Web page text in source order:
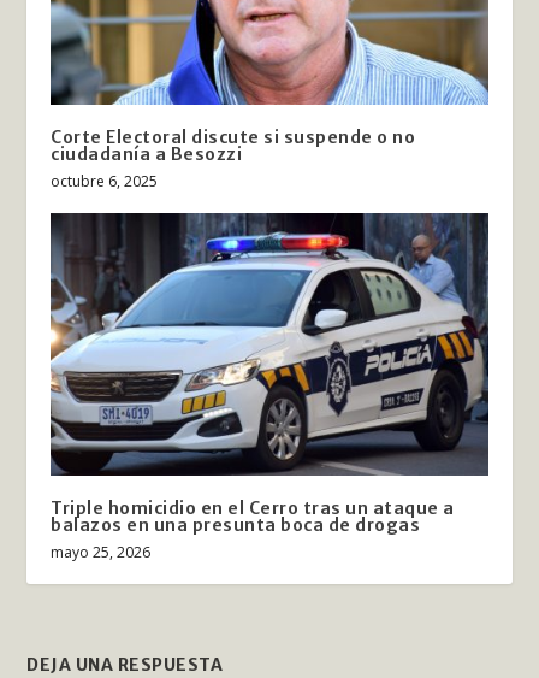
Corte Electoral discute si suspende o no
ciudadanía a Besozzi
octubre 6, 2025
Triple homicidio en el Cerro tras un ataque a
balazos en una presunta boca de drogas
mayo 25, 2026
DEJA UNA RESPUESTA